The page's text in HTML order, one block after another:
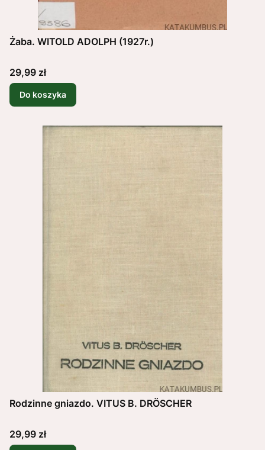
Żaba. WITOLD ADOLPH (1927r.)
Cena
29,99 zł
Do koszyka
Rodzinne gniazdo. VITUS B. DRÖSCHER
Cena
29,99 zł